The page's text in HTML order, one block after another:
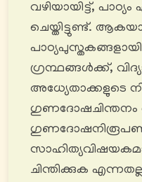
വഴിയായിട്ട്,
ചെയ്തിട്ടുണ്ട്.
ഗ്രന്ഥങ്ങൾക്ക്,
അധ്യേതാക്കളുടെ
ഗുണദോഷനിരൂപണം
ചിന്തിക്കുക